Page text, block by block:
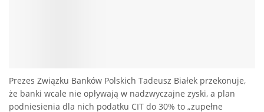
Prezes Związku Banków Polskich Tadeusz Białek przekonuje,
że banki wcale nie opływają w nadzwyczajne zyski, a plan
podniesienia dla nich podatku CIT do 30% to „zupełne